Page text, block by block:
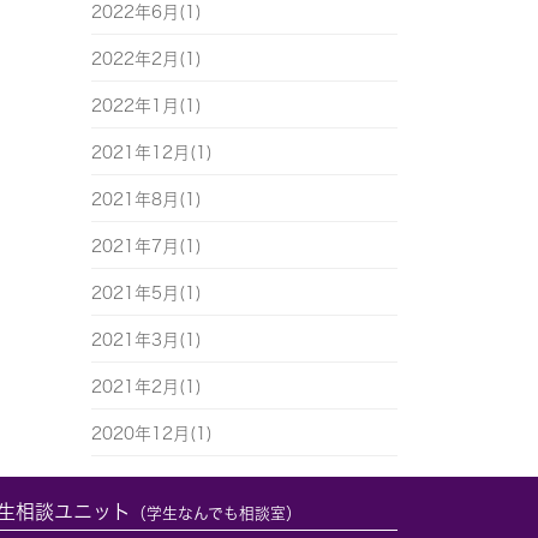
2022年6月(1)
2022年2月(1)
2022年1月(1)
2021年12月(1)
2021年8月(1)
2021年7月(1)
2021年5月(1)
2021年3月(1)
2021年2月(1)
2020年12月(1)
相談ユニット （学生なんでも相談室）